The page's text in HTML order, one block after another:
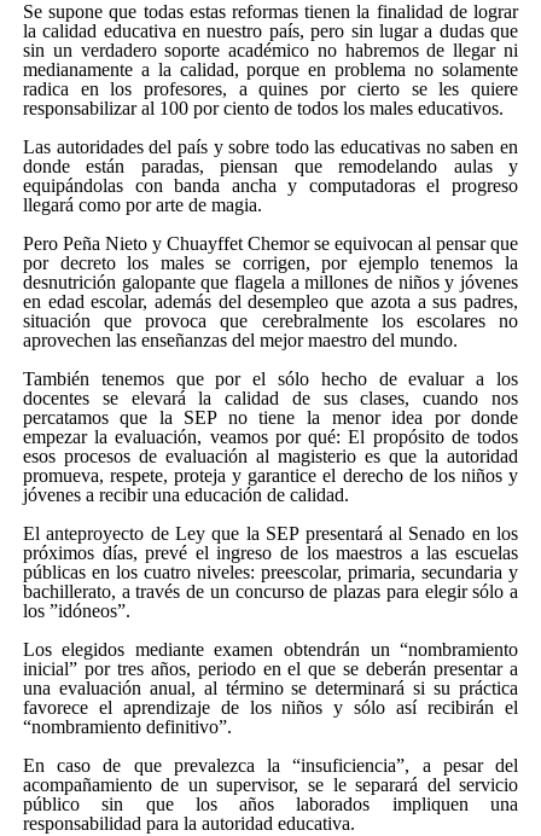
Se supone que todas estas reformas tienen la finalidad de lograr
la calidad educativa en nuestro país, pero sin lugar a dudas que
sin un verdadero soporte académico no habremos de llegar ni
medianamente a la calidad, porque en problema no solamente
radica en los profesores, a quines por cierto se les quiere
responsabilizar al 100 por ciento de todos los males educativos.
Las autoridades del país y sobre todo las educativas no saben en
donde están paradas, piensan que remodelando aulas y
equipándolas con banda ancha y computadoras el progreso
llegará como por arte de magia.
Pero Peña Nieto y Chuayffet Chemor se equivocan al pensar que
por decreto los males se corrigen, por ejemplo tenemos la
desnutrición galopante que flagela a millones de niños y jóvenes
en edad escolar, además del desempleo que azota a sus padres,
situación que provoca que cerebralmente los escolares no
aprovechen las enseñanzas del mejor maestro del mundo.
También tenemos que por el sólo hecho de evaluar a los
docentes se elevará la calidad de sus clases, cuando nos
percatamos que la SEP no tiene la menor idea por donde
empezar la evaluación, veamos por qué: El propósito de todos
esos procesos de evaluación al magisterio es que la autoridad
promueva, respete, proteja y garantice el derecho de los niños y
jóvenes a recibir una educación de calidad.
El anteproyecto de Ley que la SEP presentará al Senado en los
próximos días, prevé el ingreso de los maestros a las escuelas
públicas en los cuatro niveles: preescolar, primaria, secundaria y
bachillerato, a través de un concurso de plazas para elegir sólo a
los ”idóneos”.
Los elegidos mediante examen obtendrán un “nombramiento
inicial” por tres años, periodo en el que se deberán presentar a
una evaluación anual, al término se determinará si su práctica
favorece el aprendizaje de los niños y sólo así recibirán el
“nombramiento definitivo”.
En caso de que prevalezca la “insuficiencia”, a pesar del
acompañamiento de un supervisor, se le separará del servicio
público sin que los años laborados impliquen una
responsabilidad para la autoridad educativa.